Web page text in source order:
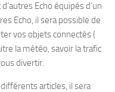
Echo équipés d’un
Echo, il sera possible de
vos objets connectés (
la météo, savoir la trafic
divertir.
articles, il sera